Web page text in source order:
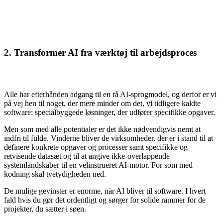
2. Transformer AI fra værktøj til arbejdsproces
Alle har efterhånden adgang til en rå AI-sprogmodel, og derfor er vi
på vej hen til noget, der mere minder om det, vi tidligere kaldte
software: specialbyggede løsninger, der udfører specifikke opgaver.
Men som med alle potentialer er det ikke nødvendigvis nemt at
indfri til fulde. Vinderne bliver de virksomheder, der er i stand til at
definere konkrete opgaver og processer samt specifikke og
retvisende datasæt og til at angive ikke-overlappende
systemlandskaber til en velinstrueret AI-motor. For som med
kodning skal tvetydigheden ned.
De mulige gevinster er enorme, når AI bliver til software. I hvert
fald hvis du gør det ordentligt og sørger for solide rammer for de
projekter, du sætter i søen.